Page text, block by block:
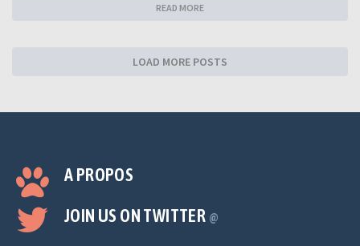
READ MORE
LOAD MORE POSTS
A PROPOS
JOIN US ON TWITTER @